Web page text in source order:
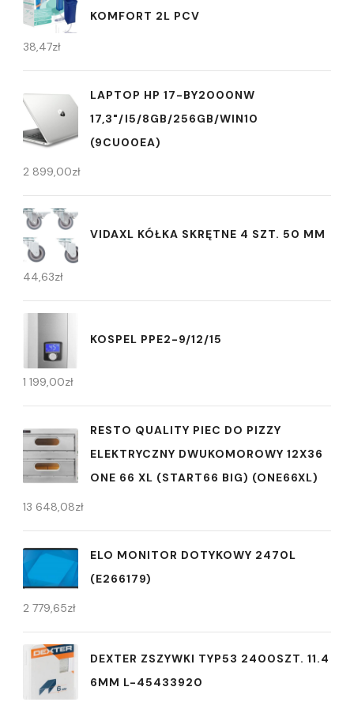
KOMFORT 2L PCV
38,47zł
LAPTOP HP 17-BY2000NW
17,3"/I5/8GB/256GB/WIN10
(9CU00EA)
2 899,00zł
VIDAXL KÓŁKA SKRĘTNE 4 SZT. 50 MM
44,63zł
KOSPEL PPE2-9/12/15
1 199,00zł
RESTO QUALITY PIEC DO PIZZY
ELEKTRYCZNY DWUKOMOROWY 12X36
ONE 66 XL (START66 BIG) (ONE66XL)
13 648,08zł
ELO MONITOR DOTYKOWY 2470L
(E266179)
2 779,65zł
DEXTER ZSZYWKI TYP53 2400SZT. 11.4
6MM L-45433920